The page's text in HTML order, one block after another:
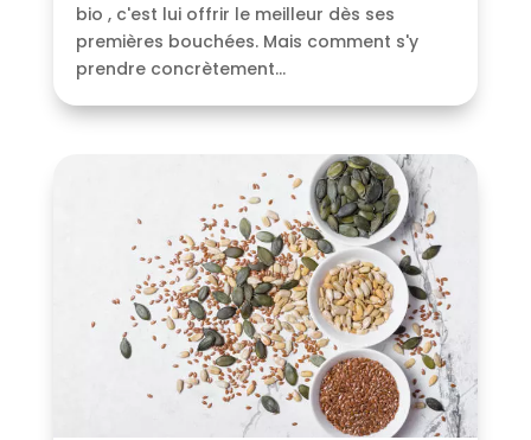
bio , c'est lui offrir le meilleur dès ses
premières bouchées. Mais comment s'y
prendre concrètement...